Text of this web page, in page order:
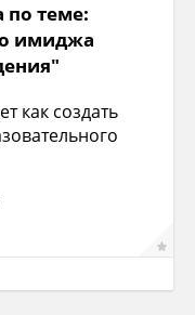
по теме:
имиджа
как создать